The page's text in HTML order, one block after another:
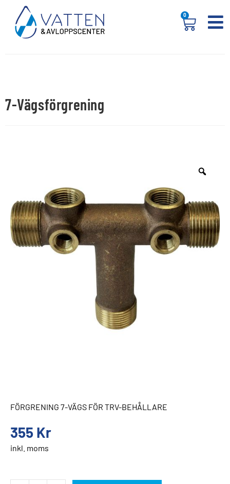
0
7-Vägsförgrening
FÖRGRENING 7-VÄGS FÖR TRV-BEHÅLLARE
355 Kr
inkl. moms